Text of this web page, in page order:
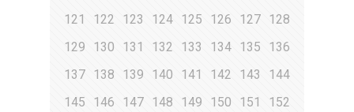
121
122 123 124 125 126 127 128
129
130 131 132 133 134 135
136
137 138 139 140 141 142 143
144
145
146 147 148 149 150 151
152